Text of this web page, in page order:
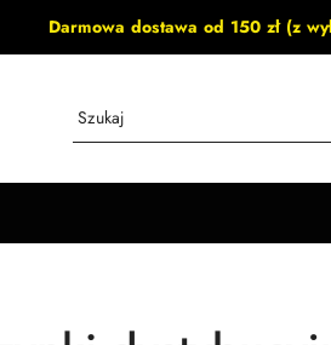
Darmowa dostawa od 150 zł (z